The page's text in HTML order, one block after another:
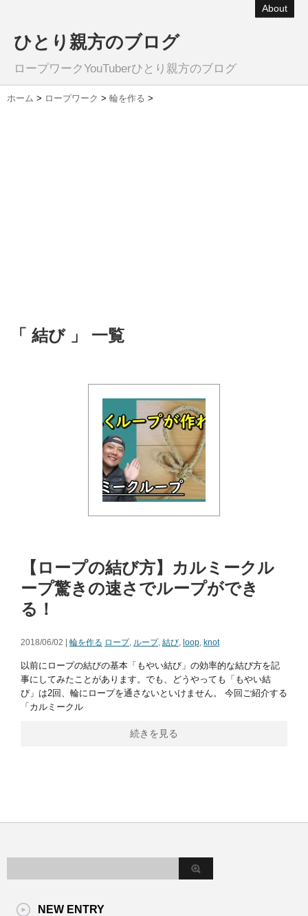
About
ひとり親方のブログ
ロープワークYouTuberひとり親方のブログ
ホーム > ロープワーク > 輪を作る >
「 結び 」 一覧
【ロープの結び方】カルミークル
ープ驚きの速さでループができ
る！
2018/06/02 | 輪を作る ロープ, ループ, 結び, loop, knot
以前にロープの結びの基本「もやい結び」の効率的な結び方を記
事にしてみたことがあります。でも、どうやっても「もやい結
び」は2回、輪にロープを通さないといけません。 今回ご紹介する
「カルミークル
続きを見る
NEW ENTRY